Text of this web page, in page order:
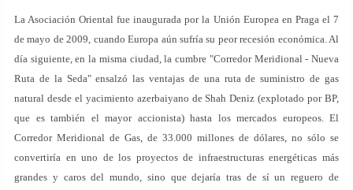
La Asociación Oriental fue inaugurada por la Unión Europea en Praga el 7
de mayo de 2009, cuando Europa aún sufría su peor recesión económica. Al
día siguiente, en la misma ciudad, la cumbre "Corredor Meridional - Nueva
Ruta de la Seda" ensalzó las ventajas de una ruta de suministro de gas
natural desde el yacimiento azerbaiyano de Shah Deniz (explotado por BP,
que es también el mayor accionista) hasta los mercados europeos. El
Corredor Meridional de Gas, de 33.000 millones de dólares, no sólo se
convertiría en uno de los proyectos de infraestructuras energéticas más
grandes y caros del mundo, sino que dejaría tras de sí un reguero de